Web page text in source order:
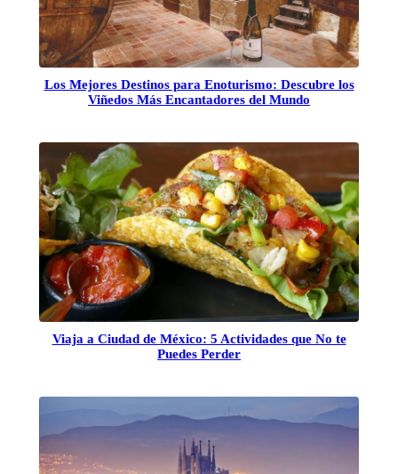
Los Mejores Destinos para Enoturismo: Descubre los
Viñedos Más Encantadores del Mundo
Viaja a Ciudad de México: 5 Actividades que No te
Puedes Perder